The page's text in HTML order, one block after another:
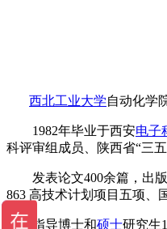
西北工业大学自动化学
1982年毕业于西安电子
科评审组成员、陕西省“三五
发表论文400余篇，出版
863 高技术计划项目五项、
指导博士和硕士研究生